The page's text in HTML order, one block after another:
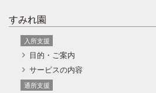
すみれ園
入所支援
目的・ご案内
サービスの内容
通所支援